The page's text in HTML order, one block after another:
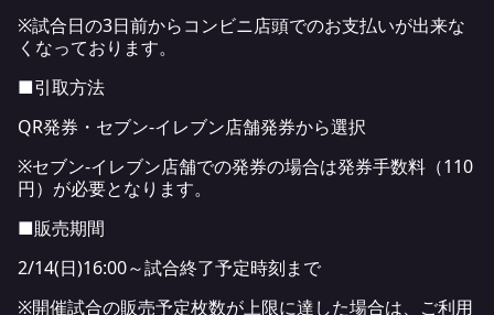
※試合日の3日前からコンビニ店頭でのお支払いが出来な
くなっております。
■引取方法
QR発券・セブン-イレブン店舗発券から選択
※セブン-イレブン店舗での発券の場合は発券手数料（110
円）が必要となります。
■販売期間
2/14(日)16:00～試合終了予定時刻まで
※開催試合の販売予定枚数が上限に達した場合は、ご利用